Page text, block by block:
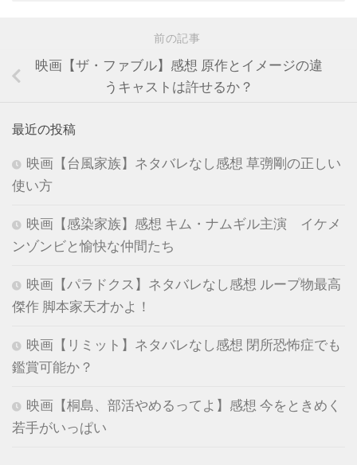
前の記事
映画【ザ・ファブル】感想 原作とイメージの違
うキャストは許せるか？
最近の投稿
映画【台風家族】ネタバレなし感想 草彅剛の正しい
使い方
映画【感染家族】感想 キム・ナムギル主演 イケメ
ンゾンビと愉快な仲間たち
映画【パラドクス】ネタバレなし感想 ループ物最高
傑作 脚本家天才かよ！
映画【リミット】ネタバレなし感想 閉所恐怖症でも
鑑賞可能か？
映画【桐島、部活やめるってよ】感想 今をときめく
若手がいっぱい